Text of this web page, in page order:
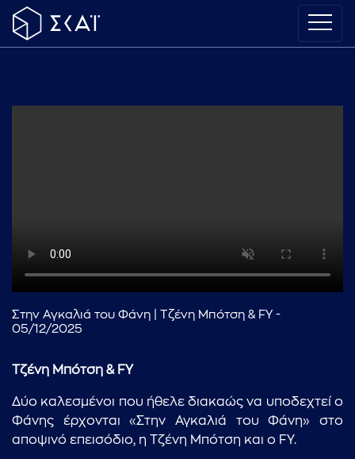
Στην Αγκαλιά του Φάνη | Τζένη Μπότση & FY -
05/12/2025
Τζένη Μπότση & FY
Δύο καλεσμένοι που ήθελε διακαώς να υποδεχτεί ο
Φάνης έρχονται «Στην Αγκαλιά του Φάνη» στο
αποψινό επεισόδιο, η Τζένη Μπότση και ο FY.